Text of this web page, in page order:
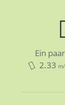
Ein
2.33